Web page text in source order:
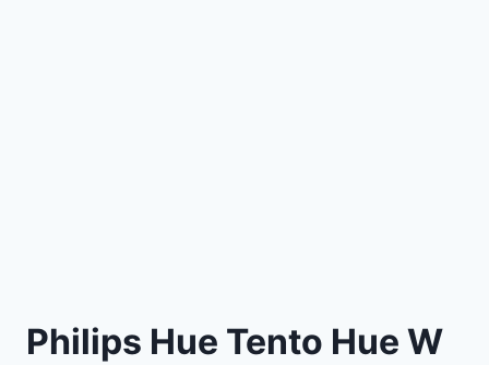
Philips Hue Tento Hue W